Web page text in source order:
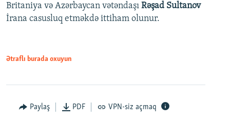
Britaniya və Azərbaycan vətəndaşı Rəşad Sultanov
İrana casusluq etməkdə ittiham olunur.
Ətraflı burada oxuyun
Paylaş PDF VPN-siz açmaq